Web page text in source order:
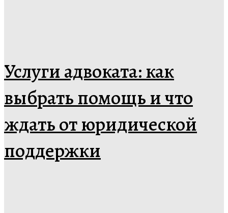
Услуги адвоката: как
выбрать помощь и что
ждать от юридической
поддержки